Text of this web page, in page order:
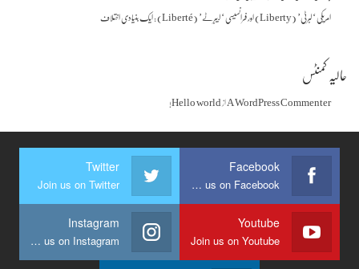
امریکی ‘لبرٹی’ (Liberty) اور فرانسیسی ‘لیبرٹے’ (Liberté) : ایک بنیادی اختلاف
حالیہ کمنٹس
A WordPress Commenter از Hello world!
Facebook
Join us on Facebook
Twitter
Join us on Twitter
Youtube
Join us on Youtube
Instagram
Join us on Instagram